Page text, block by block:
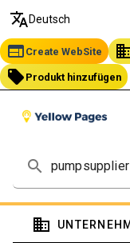
translate Deutsch
web Create WebSite
local_offer Produkt hinzufügen
search
domain